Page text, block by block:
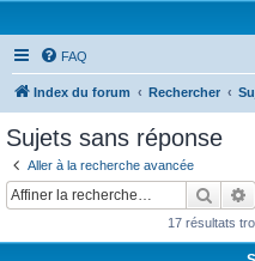
FAQ
Index du forum Rechercher
Sujets sans réponse
Aller à la recherche avancée
17 résultats